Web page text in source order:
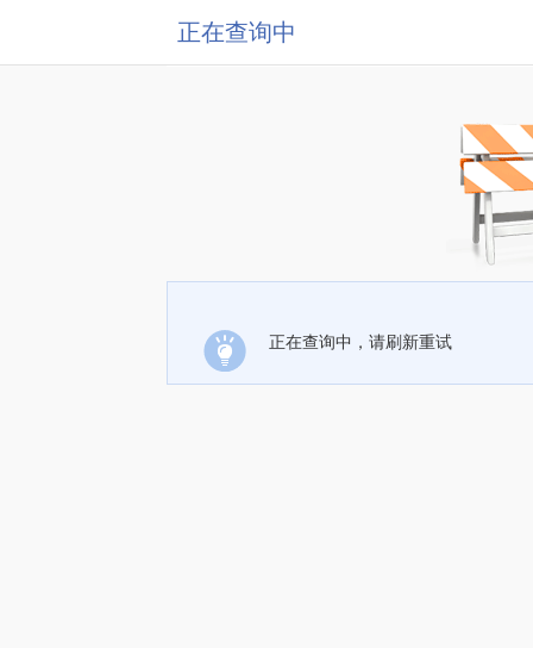
正在查询中
正在查询中，请刷新重试